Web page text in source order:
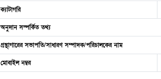
ক্যাটাগরি
অনুদান সম্পর্কিত তথ্য
গ্রন্থাগারের সভাপতি/সাধারণ সম্পাদক/পরিচালকের নাম
মোবাইল নম্বর